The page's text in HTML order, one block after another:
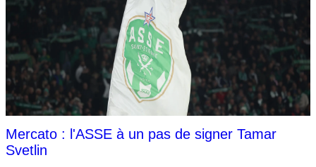
Mercato : l'ASSE à un pas de signer Tamar
Svetlin